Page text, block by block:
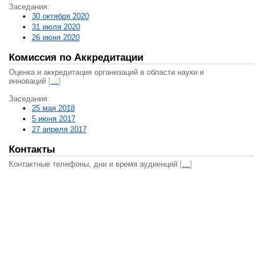
Заседания:
30 октября 2020
31 июля 2020
26 июня 2020
Комиссия по Аккредитации
Оценка и аккредитация организаций в области науки и
инноваций […]
Заседания:
25 мая 2018
5 июня 2017
27 апреля 2017
Контакты
Контактные телефоны, дни и время аудиенций […]